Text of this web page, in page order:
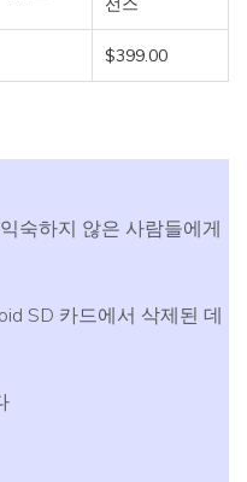
$399.00
숙하지 않은 사람들에게
SD 카드에서 삭제된 데